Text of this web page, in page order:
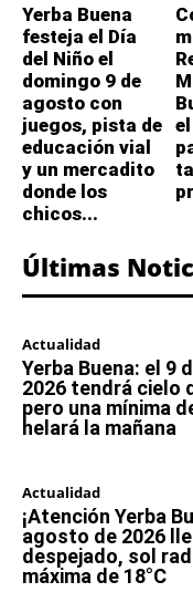
Yerba Buena
festeja el Día
del Niño el
domingo 9 de
agosto con
juegos, pista de
educación vial
y un mercadito
donde los
chicos...
Últimas
Actualidad
Yerba Buena: el 9
2026 tendrá cielo
pero una mínima
helará la mañana
Actualidad
¡Atención Yerba
agosto de 2026
despejado, sol
máxima de 18°C